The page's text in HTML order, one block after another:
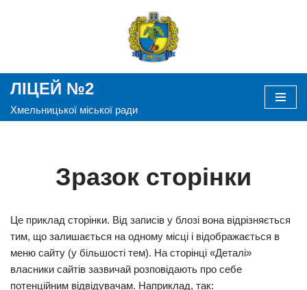
ЛІЦЕЙ №2
Хмельницької міської ради
Зразок сторінки
Це приклад сторінки. Від записів у блозі вона відрізняється
тим, що залишається на одному місці і відображається в
меню сайту (у більшості тем). На сторінці «Деталі»
власники сайтів зазвичай розповідають про себе
потенційним відвідувачам. Наприклад, так: